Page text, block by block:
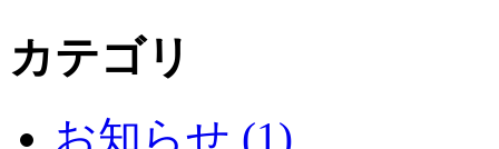
カテゴリ
お知らせ (1)